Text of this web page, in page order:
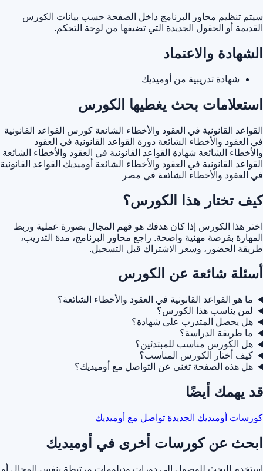
سيتم تنظيم محاور البرنامج داخل الصفحة حسب بيانات الكورس
القديمة أو الحقول الجديدة التي تضيفها من لوحة التحكم.
الشهادة والاعتماد
شهادة تدريبية من أوميديك
استعلامات بحث يغطيها الكورس
القواعد القانونية في العقود والأخطاء الشائعة كورس القواعد القانونية
في العقود والأخطاء الشائعة دورة القواعد القانونية في العقود
والأخطاء الشائعة شهادة القواعد القانونية في العقود والأخطاء الشائعة
القواعد القانونية في العقود والأخطاء الشائعة أوميديك القواعد القانونية
في العقود والأخطاء الشائعة في مصر
كيف تختار هذا الكورس؟
اختر هذا الكورس إذا كان هدفك هو فهم المجال بصورة عملية وربط
المهارة بفرصة مهنية واضحة. راجع محاور البرنامج، مدة التدريب،
طريقة الحضور، وسعر الاشتراك قبل التسجيل.
أسئلة شائعة عن الكورس
ما هو القواعد القانونية في العقود والأخطاء الشائعة؟
لمن يناسب هذا الكورس؟
هل يحصل المتدرب على شهادة؟
ما طريقة الدراسة؟
هل الكورس مناسب للمبتدئين؟
كيف أختار الكورس المناسب؟
هل هذه الصفحة تغني عن التواصل مع أوميديك؟
قد يهمك أيضًا
كورسات أوميديك الجديدة تواصل مع أوميديك
ابحث عن كورسات أخرى في أوميديك
استخدم البحث للوصول إلى دورات ودبلومات مرتبطة بنفس المجال أو